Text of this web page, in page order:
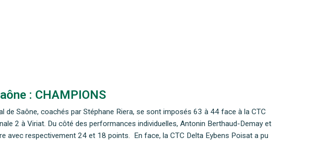
: CHAMPIONS
de Saône, coachés par Stéphane Riera, se sont imposés 63 à 44 face à la CTC
2 à Viriat. Du côté des performances individuelles, Antonin Berthaud-Demay et
avec respectivement 24 et 18 points. En face, la CTC Delta Eybens Poisat a pu